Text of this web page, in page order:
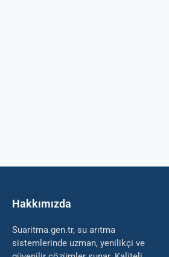
Hakkımızda
Suaritma.gen.tr, su arıtma
sistemlerinde uzman, yenilikçi ve